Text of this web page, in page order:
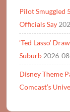
Pilot Smuggled
Officials Say
‘Ted Lasso’
Suburb 2026-
Disney Theme
Comcast’s